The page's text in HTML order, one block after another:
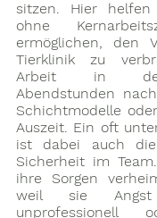
sitzen. Hier helfen
ohne
ermöglichen, den
Tierklinik zu
Arbeit in
Abendstunden
Schichtmodelle
Auszeit. Ein oft
ist dabei auch die
Sicherheit im
ihre Sorgen
weil sie
unprofessionell